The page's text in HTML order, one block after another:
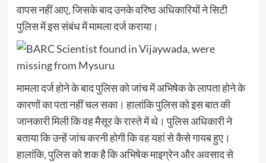
वापस नहीं आए, जिसके बाद उनके वरिष्ठ अधिकारियों ने सिटी
पुलिस में इस संबंध में मामला दर्ज कराया।
मामला दर्ज होने के बाद पुलिस को जांच में अभिषेक के लापता होने के
कारणों का पता नहीं चल सका। हालांकि पुलिस को इस बात की
जानकारी मिली कि वह मैसूर के रास्ते में थे। पुलिस अधिकारी ने
बताया कि उन्हें जांच करनी होगी कि वह यहां से कैसे गायब हुए।
हालांकि, पुलिस को शक है कि अभिषेक माइग्रेन और अवसाद से